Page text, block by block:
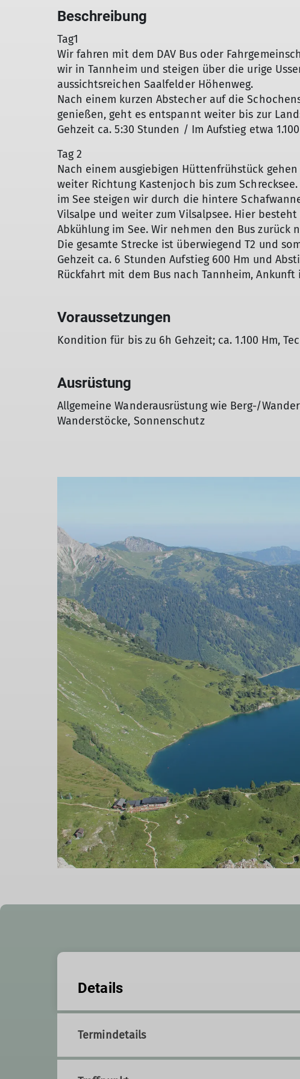
Beschreibung
Tag1
Wir fahren mit dem DAV Bus oder
wir in Tannheim und steigen über die urige
aussichtsreichen Saalfelder Höhenweg.
Nach einem kurzen Abstecher auf die
genießen, geht es entspannt weiter bis zur
Gehzeit ca. 5:30 Stunden / Im Aufstieg etwa
Tag 2
Nach einem ausgiebigen Hüttenfrühstück
weiter Richtung Kastenjoch bis zum
im See steigen wir durch die hintere
Vilsalpe und weiter zum Vilsalpsee. Hier
Abkühlung im See. Wir nehmen den Bus zurück
Die gesamte Strecke ist überwiegend T2 und
Gehzeit ca. 6 Stunden Aufstieg 600 Hm und
Rückfahrt mit dem Bus nach Tannheim, Ankunft
Voraussetzungen
Kondition für bis zu 6h Gehzeit; ca. 1.100 Hm,
Ausrüstung
Allgemeine Wanderausrüstung wie Berg-/
Wanderstöcke, Sonnenschutz
Details
Termindetails